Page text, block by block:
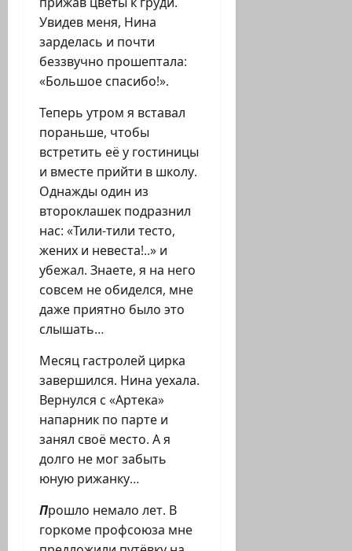
Увидев меня, Нина
зарделась и почти
беззвучно прошептала:
«Большое спасибо!».
Теперь утром я вставал
пораньше, чтобы
встретить её у гостиницы
и вместе прийти в школу.
Однажды один из
второклашек подразнил
нас: «Тили-тили тесто,
жених и невеста!..» и
убежал. Знаете, я на него
совсем не обиделся, мне
даже приятно было это
слышать…
Месяц гастролей цирка
завершился. Нина уехала.
Вернулся с «Артека»
напарник по парте и
занял своё место. А я
долго не мог забыть
юную рижанку…
Прошло немало лет. В
горкоме профсоюза мне